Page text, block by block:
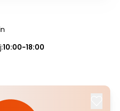
10:00-18:00